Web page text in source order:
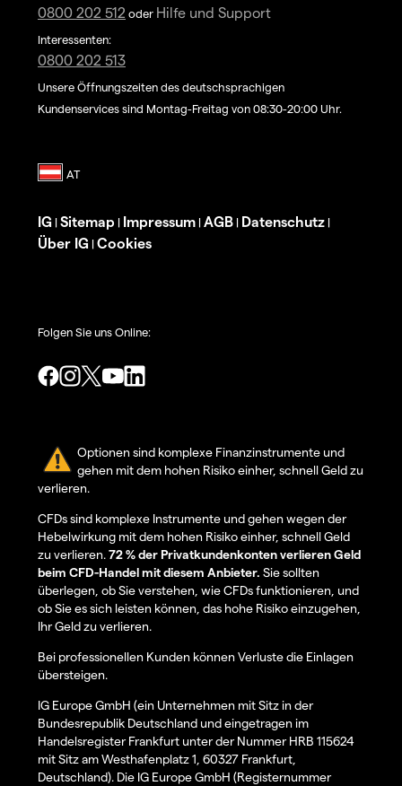
0800 202 512 oder Hilfe und Support
Interessenten:
0800 202 513
Unsere Öffnungszeiten des deutschsprachigen
Kundenservices sind Montag-Freitag von 08:30-20:00 Uhr.
IG | Sitemap | Impressum | AGB | Datenschutz |
Über IG | Cookies
Folgen Sie uns Online:
Optionen sind komplexe Finanzinstrumente und
gehen mit dem hohen Risiko einher, schnell Geld zu
verlieren.
CFDs sind komplexe Instrumente und gehen wegen der
Hebelwirkung mit dem hohen Risiko einher, schnell Geld
zu verlieren.72 % der Privatkundenkonten verlieren Geld
beim CFD-Handel mit diesem Anbieter. Sie sollten
überlegen, ob Sie verstehen, wie CFDs funktionieren, und
ob Sie es sich leisten können, das hohe Risiko einzugehen,
Ihr Geld zu verlieren.
Bei professionellen Kunden können Verluste die Einlagen
übersteigen.
IG Europe GmbH (ein Unternehmen mit Sitz in der
Bundesrepublik Deutschland und eingetragen im
Handelsregister Frankfurt unter der Nummer HRB 115624
mit Sitz am Westhafenplatz 1, 60327 Frankfurt,
Deutschland). Die IG Europe GmbH (Registernummer